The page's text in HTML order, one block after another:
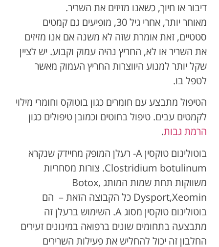
דיבור או חיוך, כשאנו מזיזים את השריר.
מאוחר יותר, אחרי גיל 30, מופיעים גם קמטים
סטטיים, זאת אומרת שזה לא משנה אם אנו מזיזים
את השריר או לא, החריץ נהיה עמוק וקבוע. יש לציין
שקל יותר למנוע היווצרות החריץ העמוק מאשר
לטפל בו.
הטיפול מתבצע עם חומרים כגון בוטוקס וחומרי מילוי
לקמטים עבים. טיפול בחוטים וכמובן טיפולים כגון
הרמת גבות.
בוטולינום טוקסין A- רעלן המופק מחיידק שנקרא
Clostridium botulinum. צורות מסחריות
משווקות תחת שמות המותג Botox,
Dysport,Xeomin כל הקבוצה הזאת – הם
בוטולינום טוקסין מסוג A. השימוש ברעלן זה
מתבצעה בתחומים שונים ברפואה במינונים זעירים
החלבון זה יכול להחליש את פעילות השרירים